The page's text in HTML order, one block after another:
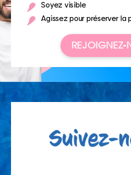
Soyez visible
Agissez pour préserver la
REJOIGNEZ-